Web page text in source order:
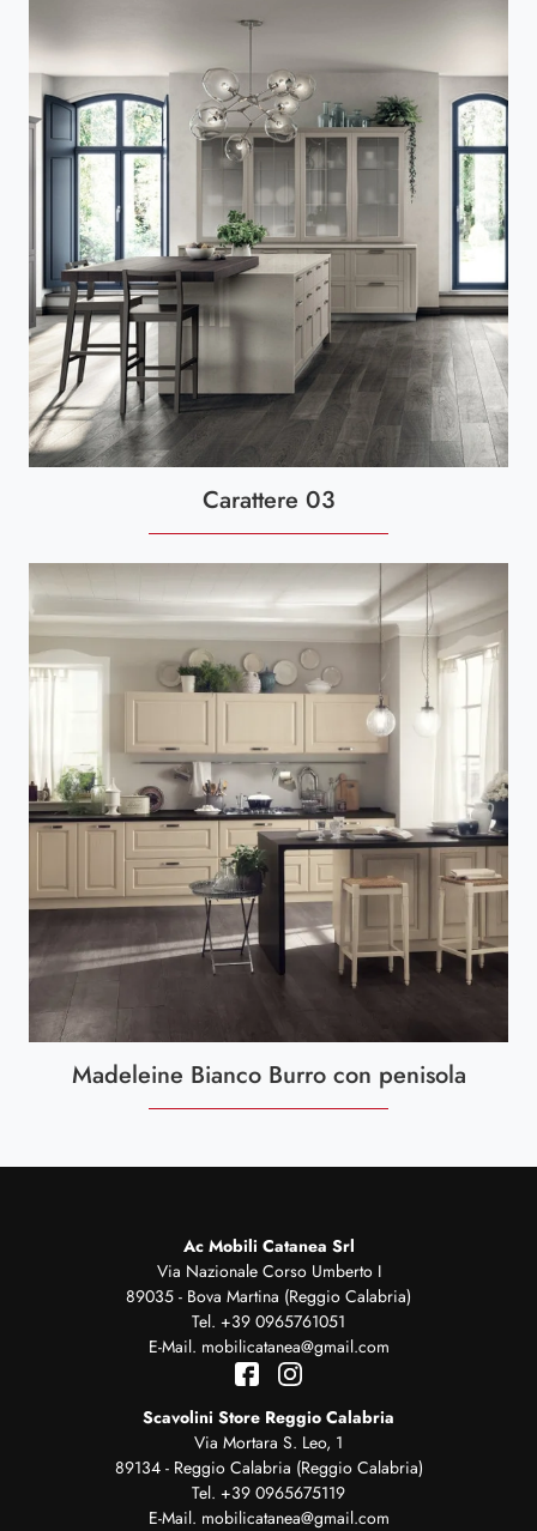
Carattere 03
Madeleine Bianco Burro con penisola
Ac Mobili Catanea Srl
Via Nazionale Corso Umberto I
89035 - Bova Martina (Reggio Calabria)
Tel. +39 0965761051
E-Mail. mobilicatanea@gmail.com
Scavolini Store Reggio Calabria
Via Mortara S. Leo, 1
89134 - Reggio Calabria (Reggio Calabria)
Tel. +39 0965675119
E-Mail. mobilicatanea@gmail.com